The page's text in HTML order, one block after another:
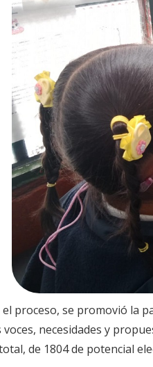
proceso, se promovió la
voces, necesidades y
de 1804 de potencial